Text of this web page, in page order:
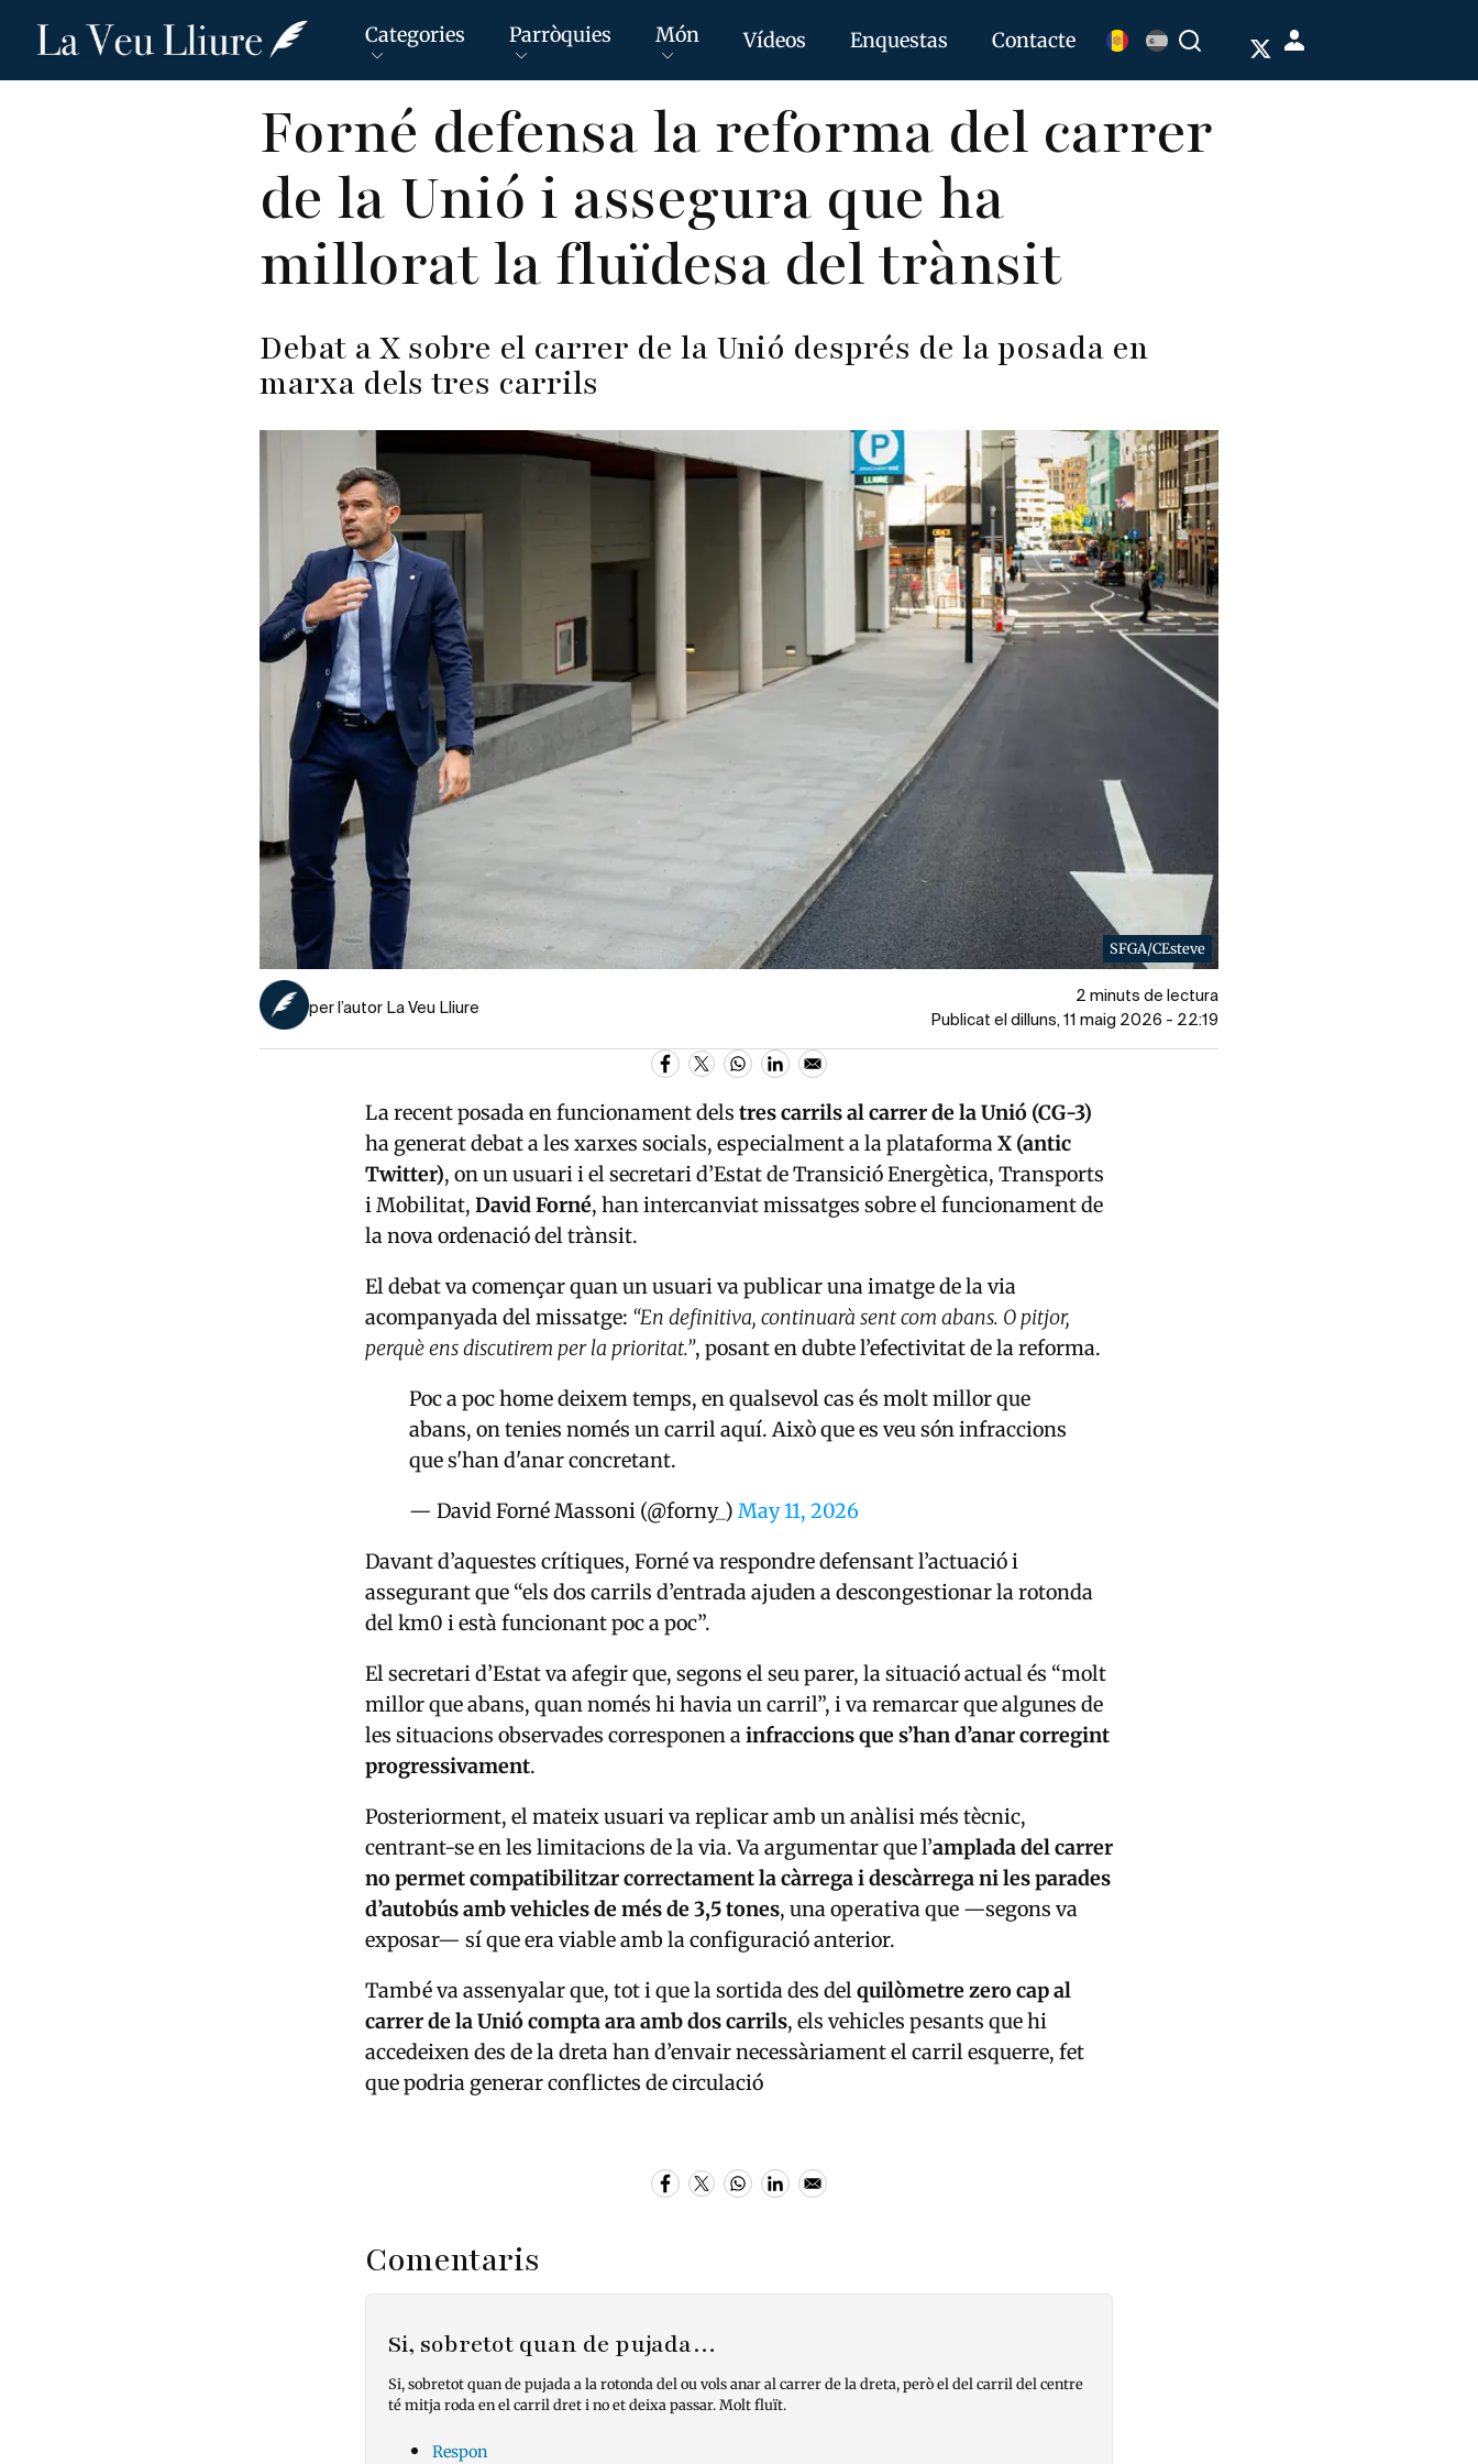
Vés
Categories Parròquies Món Vídeos Enquestas Contacte Buscar Menú
de
Forné defensa la reforma del carrer
de la Unió i assegura que ha
millorat la fluïdesa del trànsit
Debat a X sobre el carrer de la Unió després de la posada en
marxa dels tres carrils
SFGA/CEsteve
per l’autor La Veu Lliure
2 minuts de lectura
Publicat el dilluns, 11 maig 2026 - 22:19
La recent posada en funcionament dels tres carrils al carrer de la Unió (CG-3)
ha generat debat a les xarxes socials, especialment a la plataformaX (antic
Twitter), on un usuari i el secretari d’Estat de Transició Energètica, Transports
i Mobilitat, David Forné, han intercanviat missatges sobre el funcionament de
la nova ordenació del trànsit.
El debat va començar quan un usuari va publicar una imatge de la via
acompanyada del missatge: “En definitiva, continuarà sent com abans. O pitjor,
perquè ens discutirem per la prioritat.”, posant en dubte l’efectivitat de la reforma.
Poc a poc home deixem temps, en qualsevol cas és molt millor que
abans, on tenies només un carril aquí. Això que es veu són infraccions
que s'han d'anar concretant.
— David Forné Massoni (@forny_) May 11, 2026
Davant d’aquestes crítiques, Forné va respondre defensant l’actuació i
assegurant que “els dos carrils d’entrada ajuden a descongestionar la rotonda
del km0 i està funcionant poc a poc”.
El secretari d’Estat va afegir que, segons el seu parer, la situació actual és “molt
millor que abans, quan només hi havia un carril”, i va remarcar que algunes de
les situacions observades corresponen ainfraccions que s’han d’anar corregint
progressivament.
Posteriorment, el mateix usuari va replicar amb un anàlisi més tècnic,
centrant-se en les limitacions de la via. Va argumentar que l’amplada del carrer
no permet compatibilitzar correctament la càrrega i descàrrega ni les parades
d’autobús amb vehicles de més de 3,5 tones, una operativa que —segons va
exposar— sí que era viable amb la configuració anterior.
També va assenyalar que, tot i que la sortida des delquilòmetre zero cap al
carrer de la Unió compta ara amb dos carrils, els vehicles pesants que hi
accedeixen des de la dreta han d’envair necessàriament el carril esquerre, fet
que podria generar conflictes de circulació
Comentaris
Si, sobretot quan de pujada…
Si, sobretot quan de pujada a la rotonda del ou vols anar al carrer de la dreta, però el del carril del centre
té mitja roda en el carril dret i no et deixa passar. Molt fluït.
Respon